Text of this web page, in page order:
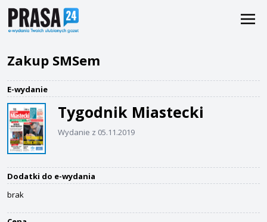
Zakup SMSem
E-wydanie
Tygodnik Miastecki
Wydanie z 05.11.2019
Dodatki do e-wydania
brak